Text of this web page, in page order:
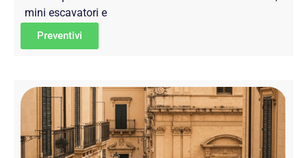
mini escavatori e
Preventivi